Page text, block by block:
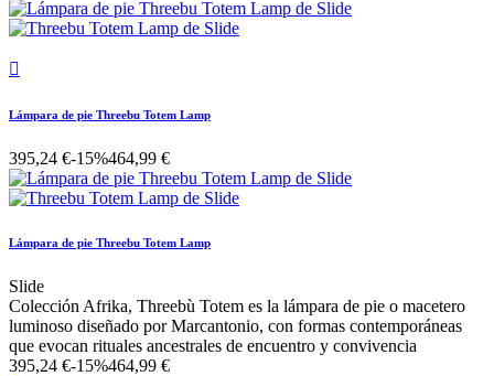

Lámpara de pie Threebu Totem Lamp
395,24 €-15%464,99 €
Lámpara de pie Threebu Totem Lamp
Slide
Colección Afrika, Threebù Totem es la lámpara de pie o macetero
luminoso diseñado por Marcantonio, con formas contemporáneas
que evocan rituales ancestrales de encuentro y convivencia
395,24 €-15%464,99 €